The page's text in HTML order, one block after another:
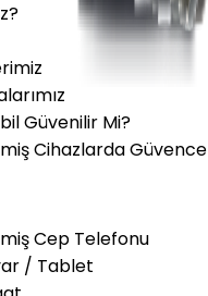
Güvenilir Mi?
Cihazlarda Güvence
Cep Telefonu
/ Tablet